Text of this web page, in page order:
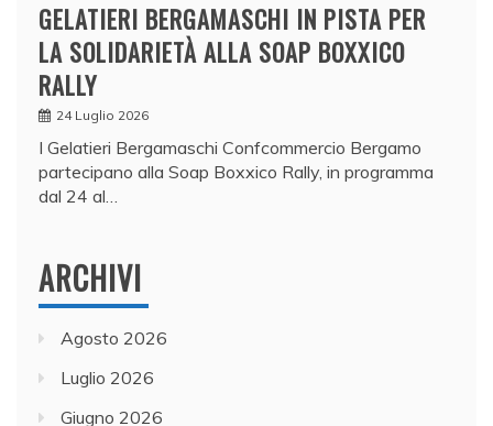
GELATIERI BERGAMASCHI IN PISTA PER
LA SOLIDARIETÀ ALLA SOAP BOXXICO
RALLY
24 Luglio 2026
I Gelatieri Bergamaschi Confcommercio Bergamo
partecipano alla Soap Boxxico Rally, in programma
dal 24 al…
ARCHIVI
Agosto 2026
Luglio 2026
Giugno 2026